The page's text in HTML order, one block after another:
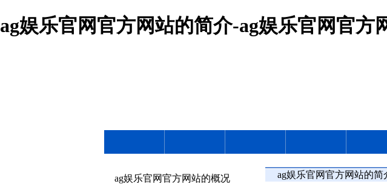
ag娱乐官网官方网站的简介-ag娱乐官网官方
ag娱乐官网官方网站的概况 ag娱乐官网官方网站的简